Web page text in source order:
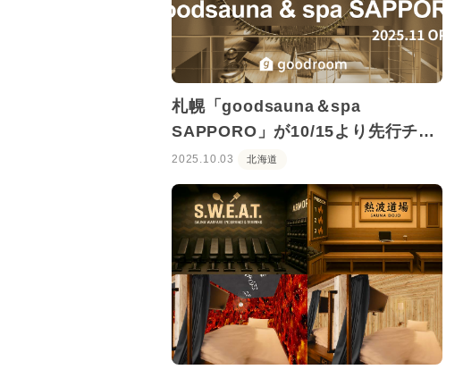
札幌「goodsauna＆spa
SAPPORO」が10/15より先行チケ
ット発売スタート！
2025.10.03 北海道